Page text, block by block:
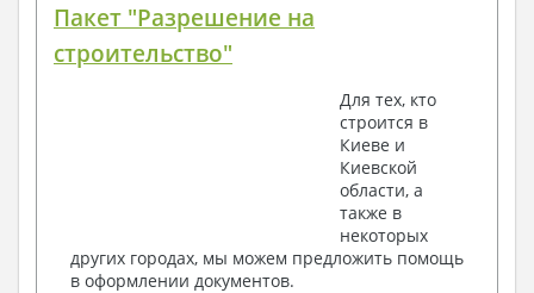
Пакет "Разрешение на
строительство"
Для тех, кто
строится в
Киеве и
Киевской
области, а
также в
некоторых
других городах, мы можем предложить помощь
в оформлении документов.